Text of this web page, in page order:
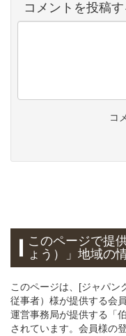
コメントを投稿す
コ
このページで提
ょう）」地域の
このページは、[ジャパン
従事者）様が提供する会
運営事務局が提供する「
されています。会員様の